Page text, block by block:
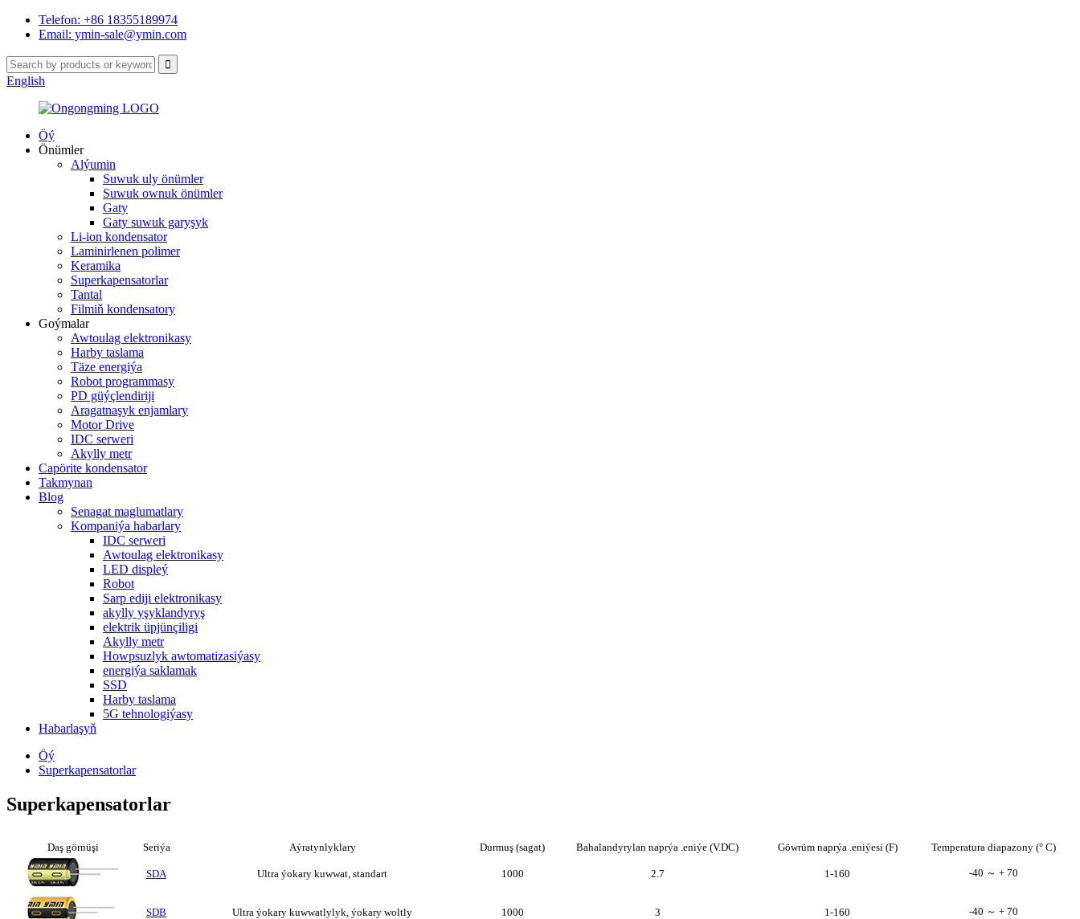
Telefon: +86 18355189974
Email: ymin-sale@ymin.com
English
Öý
Önümler
Alýumin
Suwuk uly önümler
Suwuk ownuk önümler
Gaty
Gaty suwuk garyşyk
Li-ion kondensator
Laminirlenen polimer
Keramika
Superkapensatorlar
Tantal
Filmiň kondensatory
Goýmalar
Awtoulag elektronikasy
Harby taslama
Täze energiýa
Robot programmasy
PD güýçlendiriji
Aragatnaşyk enjamlary
Motor Drive
IDC serweri
Akylly metr
Capörite kondensator
Takmynan
Blog
Senagat maglumatlary
Kompaniýa habarlary
IDC serweri
Awtoulag elektronikasy
LED displeý
Robot
Sarp ediji elektronikasy
akylly yşyklandyryş
elektrik üpjünçiligi
Akylly metr
Howpsuzlyk awtomatizasiýasy
energiýa saklamak
SSD
Harby taslama
5G tehnologiýasy
Habarlaşyň
Öý
Superkapensatorlar
Superkapensatorlar
Daş görnüşi Seriýa Aýratynlyklary Durmuş (sagat) Bahalandyrylan naprýa .eniýe (V.DC) Göwrüm naprýa .eniýesi (F) Temperatura diapazony (° C)
SDA Ultra ýokary kuwwat, standart 1000 2.7 1-160 -40 ～ + 70
SDB Ultra ýokary kuwwatlylyk, ýokary woltly 1000 3 1-160 -40 ～ + 70